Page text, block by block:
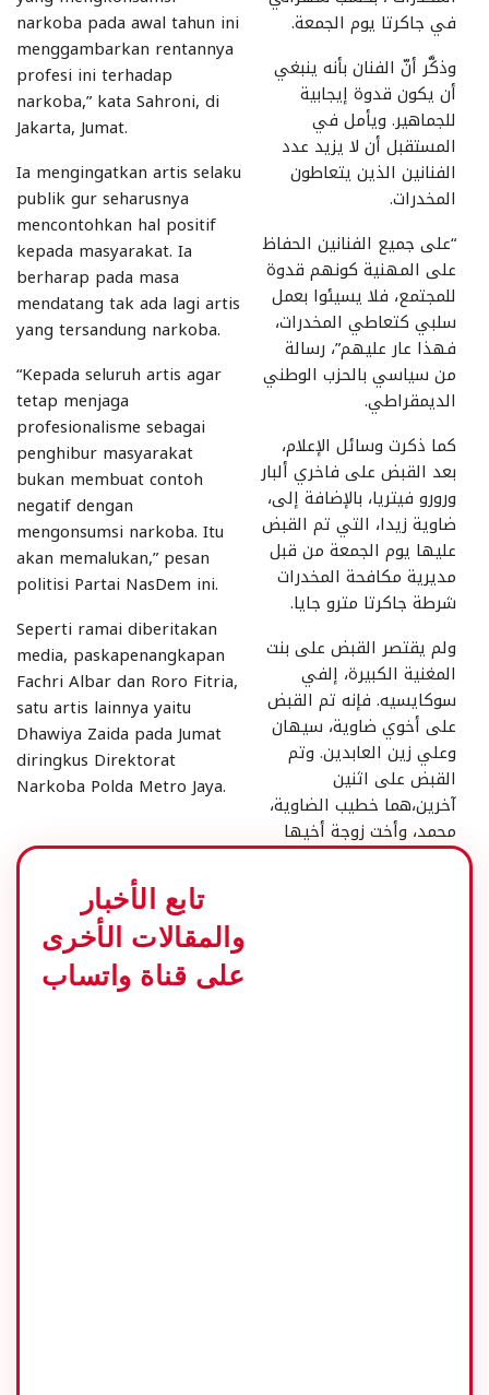
في جاكرتا يوم الجمعة.
وذكَّر أنّ الفنان بأنه ينبغي
أن يكون قدوة إيجابية
للجماهير. ويأمل في
المستقبل أن لا يزيد عدد
الفنانين الذين يتعاطون
المخدرات.
“على جميع الفنانين الحفاظ
على المهنية كونهم قدوة
للمجتمع، فلا يسيئوا بعمل
سلبي كتعاطي المخدرات،
فهذا عار عليهم”، رسالة
من سياسي بالحزب الوطني
الديمقراطي.
كما ذكرت وسائل الإعلام،
بعد القبض على فاخري ألبار
ورورو فيتريا، بالإضافة إلى،
ضاوية زيدا، التي تم القبض
عليها يوم الجمعة من قبل
مديرية مكافحة المخدرات
شرطة جاكرتا مترو جايا.
ولم يقتصر القبض على بنت
المغنية الكبيرة، إلفي
سوكايسيه. فإنه تم القبض
على أخوي ضاوية، سيهان
وعلي زين العابدين. وتم
القبض على اثنين
آخرين،هما خطيب الضاوية،
محمد، وأخت زوجة أخيها
شوري غيتا.
narkoba pada awal tahun ini
menggambarkan rentannya
profesi ini terhadap
narkoba,” kata Sahroni, di
Jakarta, Jumat.
Ia mengingatkan artis selaku
publik gur seharusnya
mencontohkan hal positif
kepada masyarakat. Ia
berharap pada masa
mendatang tak ada lagi artis
yang tersandung narkoba.
“Kepada seluruh artis agar
tetap menjaga
profesionalisme sebagai
penghibur masyarakat
bukan membuat contoh
negatif dengan
mengonsumsi narkoba. Itu
akan memalukan,” pesan
politisi Partai NasDem ini.
Seperti ramai diberitakan
media, paskapenangkapan
Fachri Albar dan Roro Fitria,
satu artis lainnya yaitu
Dhawiya Zaida pada Jumat
diringkus Direktorat
Narkoba Polda Metro Jaya.
تابع الأخبار
والمقالات الأخرى
على قناة واتساب